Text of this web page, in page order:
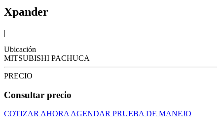
Xpander
|
Ubicación
MITSUBISHI PACHUCA
PRECIO
Consultar precio
COTIZAR AHORA AGENDAR PRUEBA DE MANEJO